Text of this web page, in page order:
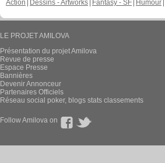
Action
Dessins - Artworks Fantasy - SF Humour
LE PROJET AMILOVA
Présentation du projet Amilova
Revue de presse
Espace Presse
Bannières
Devenir Annonceur
Partenaires Officiels
Réseau social poker, blogs stats classements
Follow Amilova on